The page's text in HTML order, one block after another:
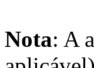
Nota: A